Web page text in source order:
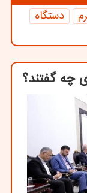
دستگاه
چه گفتند؟